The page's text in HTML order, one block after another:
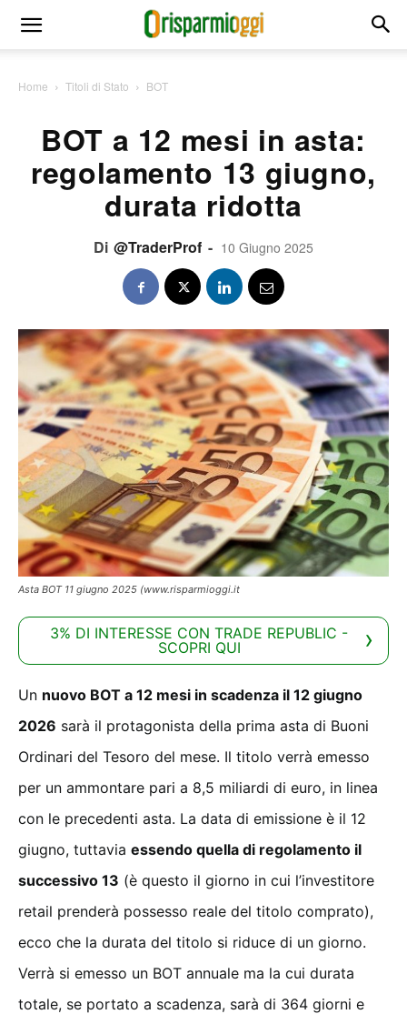
Home Titoli di Stato BOT
BOT a 12 mesi in asta:
regolamento 13 giugno,
durata ridotta
Di @TraderProf - 10 Giugno 2025
Asta BOT 11 giugno 2025 (www.risparmioggi.it
3% DI INTERESSE CON TRADE REPUBLIC -
SCOPRI QUI
Un nuovo BOT a 12 mesi in scadenza il 12 giugno
2026 sarà il protagonista della prima asta di Buoni
Ordinari del Tesoro del mese. Il titolo verrà emesso
per un ammontare pari a 8,5 miliardi di euro, in linea
con le precedenti asta. La data di emissione è il 12
giugno, tuttavia essendo quella di regolamento il
successivo 13 (è questo il giorno in cui l’investitore
retail prenderà possesso reale del titolo comprato),
ecco che la durata del titolo si riduce di un giorno.
Verrà si emesso un BOT annuale ma la cui durata
totale, se portato a scadenza, sarà di 364 giorni e